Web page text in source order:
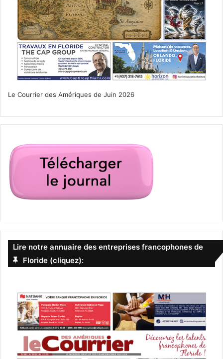
Le Courrier des Amériques de Juin 2026
Lire notre annuaire des entreprises francophones de
Floride (cliquez):